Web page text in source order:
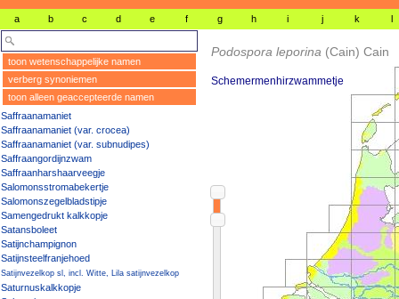
a b c d e f g h i j k l
toon wetenschappelijke namen
verberg synoniemen
toon alleen geaccepteerde namen
Saffraanamaniet
Saffraanamaniet (var. crocea)
Saffraanamaniet (var. subnudipes)
Saffraangordijnzwam
Saffraanharshaarveegje
Salomonsstromabekertje
Salomonszegelbladstipje
Samengedrukt kalkkopje
Satansboleet
Satijnchampignon
Satijnsteelfranjehoed
Satijnvezelkop sl, incl. Witte, Lila satijnvezelkop
Saturnuskalkkopje
Podospora leporina (Cain) Cain
Schemermenhirzwammetje